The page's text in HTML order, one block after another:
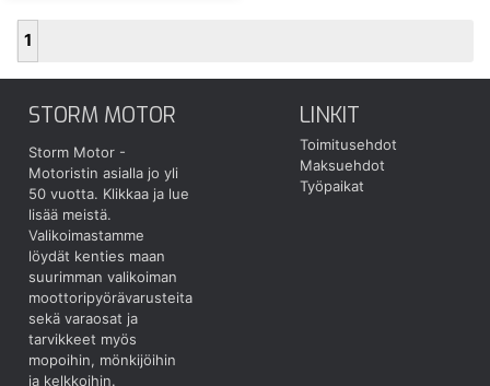
1
STORM MOTOR
Storm Motor -
Motoristin asialla jo yli
50 vuotta. Klikkaa ja lue
lisää meistä.
Valikoimastamme
löydät kenties maan
suurimman valikoiman
moottoripyörävarusteita
sekä varaosat ja
tarvikkeet myös
mopoihin, mönkijöihin
ja kelkkoihin.
LINKIT
Toimitusehdot
Maksuehdot
Työpaikat